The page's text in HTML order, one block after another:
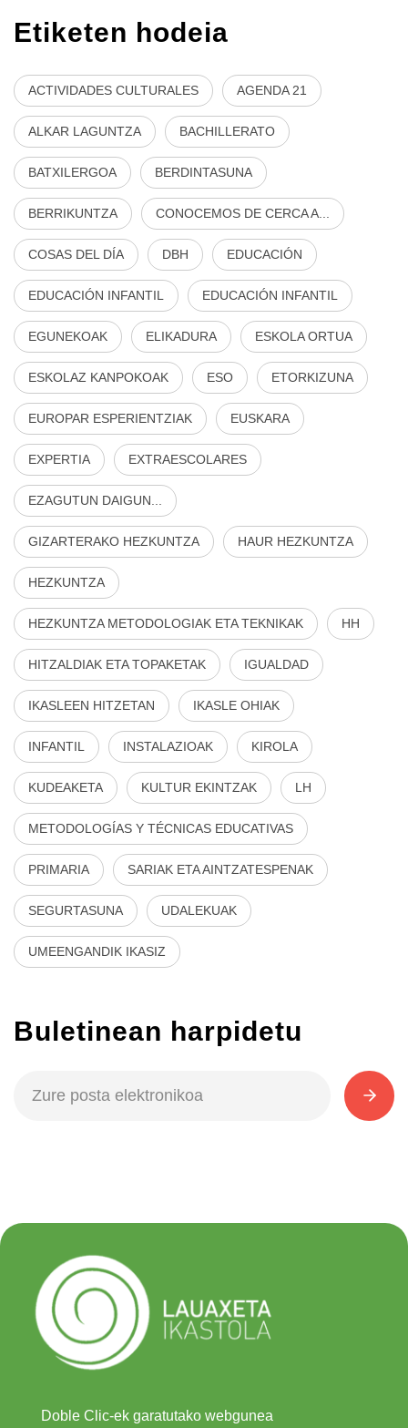
Etiketen hodeia
ACTIVIDADES CULTURALES AGENDA 21
ALKAR LAGUNTZA BACHILLERATO
BATXILERGOA BERDINTASUNA
BERRIKUNTZA CONOCEMOS DE CERCA A...
COSAS DEL DÍA DBH EDUCACIÓN
EDUCACIÓN INFANTIL EDUCACIÓN INFANTIL
EGUNEKOAK ELIKADURA ESKOLA ORTUA
ESKOLAZ KANPOKOAK ESO ETORKIZUNA
EUROPAR ESPERIENTZIAK EUSKARA
EXPERTIA EXTRAESCOLARES
EZAGUTUN DAIGUN...
GIZARTERAKO HEZKUNTZA HAUR HEZKUNTZA
HEZKUNTZA
HEZKUNTZA METODOLOGIAK ETA TEKNIKAK HH
HITZALDIAK ETA TOPAKETAK IGUALDAD
IKASLEEN HITZETAN IKASLE OHIAK
INFANTIL INSTALAZIOAK KIROLA
KUDEAKETA KULTUR EKINTZAK LH
METODOLOGÍAS Y TÉCNICAS EDUCATIVAS
PRIMARIA SARIAK ETA AINTZATESPENAK
SEGURTASUNA UDALEKUAK
UMEENGANDIK IKASIZ
Buletinean harpidetu
Doble Clic-ek garatutako webgunea